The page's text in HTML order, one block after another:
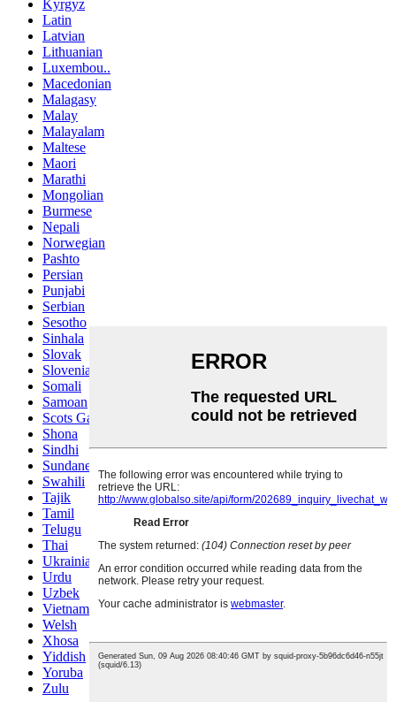
Kyrgyz
Latin
Latvian
Lithuanian
Luxembou..
Macedonian
Malagasy
Malay
Malayalam
Maltese
Maori
Marathi
Mongolian
Burmese
Nepali
Norwegian
Pashto
Persian
Punjabi
Serbian
Sesotho
Sinhala
Slovak
Slovenian
Somali
Samoan
Scots Gaelic
Shona
Sindhi
Sundanese
Swahili
Tajik
Tamil
Telugu
Thai
Ukrainian
Urdu
Uzbek
Vietnamese
Welsh
Xhosa
Yiddish
Yoruba
Zulu